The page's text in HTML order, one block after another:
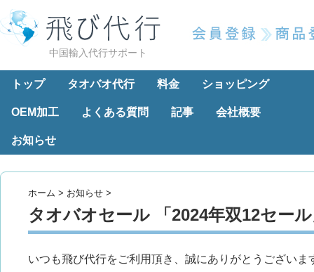
中国輸入代行サポート
トップ タオバオ代行 料金 ショッピング
OEM加工 よくある質問 記事 会社概要
お知らせ
ホーム > お知らせ >
タオバオセール 「2024年双12セー
いつも飛び代行をご利用頂き、誠にありがとうございま